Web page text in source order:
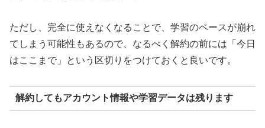
ただし、完全に使えなくなることで、学習のペースが崩れ
てしまう可能性もあるので、なるべく解約の前には「今日
はここまで」という区切りをつけておくと良いです。
解約してもアカウント情報や学習データは残ります